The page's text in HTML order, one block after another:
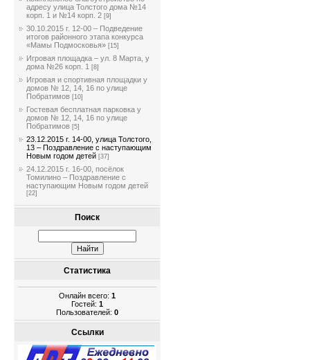
адресу улица Толстого дома №14
корп. 1 и №14 корп. 2 [9]
30.10.2015 г. 12-00 – Подведение
итогов районного этапа конкурса
«Мамы Подмосковья» [15]
Игровая площадка – ул. 8 Марта, у
дома №26 корп. 1 [8]
Игровая и спортивная площадки у
домов № 12, 14, 16 по улице
Побратимов [10]
Гостевая бесплатная парковка у
домов № 12, 14, 16 по улице
Побратимов [5]
23.12.2015 г. 14-00, улица Толстого,
13 – Поздравление с наступающим
Новым годом детей [37]
24.12.2015 г. 16-00, посёлок
Томилино – Поздравление с
наступающим Новым годом детей
[22]
Поиск
Статистика
Онлайн всего: 1
Гостей: 1
Пользователей: 0
Ссылки